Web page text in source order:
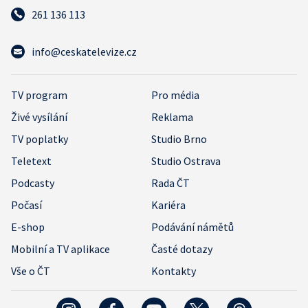
261 136 113
info@ceskatelevize.cz
TV program
Pro média
Živé vysílání
Reklama
TV poplatky
Studio Brno
Teletext
Studio Ostrava
Podcasty
Rada ČT
Počasí
Kariéra
E-shop
Podávání námětů
Mobilní a TV aplikace
Časté dotazy
Vše o ČT
Kontakty